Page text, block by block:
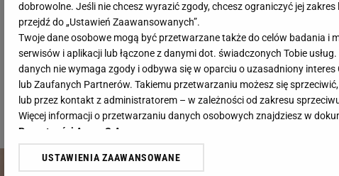
Klaudia Kierzkowska
10 grudnia 2025, 15:45
Kobiety od zawsze uwielbiają biżuterię i sięgają po nią
to wyjątkowo dobra okazja, bo Lilou kusi nie tylko
promocją. To idealny moment, by wybrać coś dla
elegancki, osobisty prezent.
dobrowolne. Jeśli nie chcesz wyrazić zgody, chcesz ograniczyć jej
przejdź do „Ustawień Zaawansowanych”.
Twoje dane osobowe mogą być przetwarzane także do celów badania i
serwisów i aplikacji lub łączone z danymi dot. świadczonych Tobie
danych nie wymaga zgody i odbywa się w oparciu o uzasadniony interes
lub Zaufanych Partnerów. Takiemu przetwarzaniu możesz się
lub przez kontakt z administratorem – w zależności od zakresu
Więcej informacji o przetwarzaniu danych osobowych znajdziesz w
Prywatności Agora S.A.
Klikając „Akceptuję” wyrażasz też zgodę na zainstalowanie i
USTAWIENIA ZAAWANSOWANE